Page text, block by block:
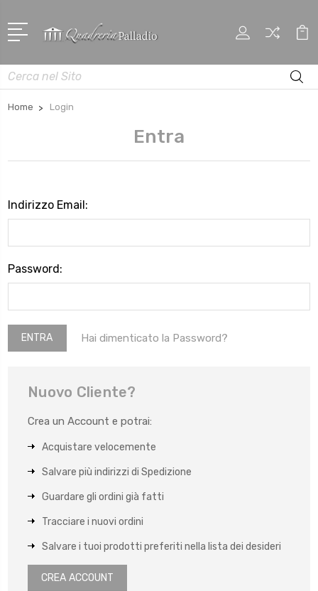
Cerca
Home Login
Entra
Indirizzo Email:
Password:
Hai dimenticato la Password?
Nuovo Cliente?
Crea un Account e potrai:
Acquistare velocemente
Salvare più indirizzi di Spedizione
Guardare gli ordini già fatti
Tracciare i nuovi ordini
Salvare i tuoi prodotti preferiti nella lista dei desideri
CREA ACCOUNT